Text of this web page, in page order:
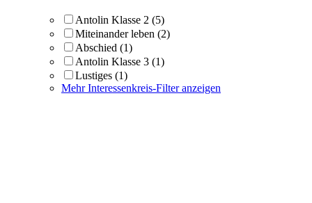
Antolin Klasse 2 (5)
Miteinander leben (2)
Abschied (1)
Antolin Klasse 3 (1)
Lustiges (1)
Mehr Interessenkreis-Filter anzeigen